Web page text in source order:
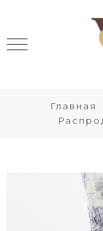
Главная